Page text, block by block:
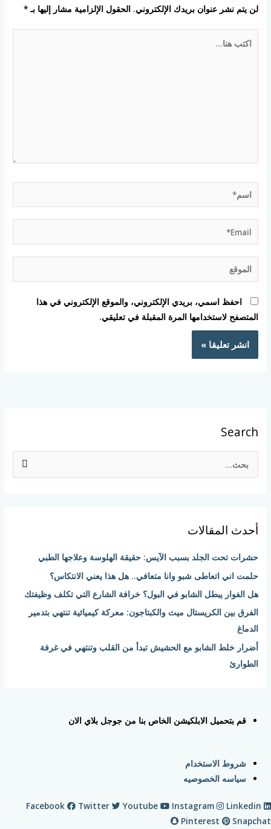
لن يتم نشر عنوان بريدك الإلكتروني. الحقول الإلزامية مشار إليها بـ*
اسم*
Email*
الموقع
احفظ اسمي، بريدي الإلكتروني، والموقع الإلكتروني في هذا
المتصفح لاستخدامها المرة المقبلة في تعليقي.
Search
ث
ن
:
أحدث المقالات
حشرات تحت الجلد بسبب الآيس: حقيقة الهلوسة وعلاجها الطبي
حلمت اني اتعاطى شبو وانا متعافي.. هل هذا يعني الانتكاس؟
هل الفوار يبطل الشابو في البول؟ خرافة الشارع التي تكلف وظيفتك
الفرق بين الكريستال ميث والكبتاجون: معركة كيميائية تنتهي بتدمير
الدماغ
أضرار خلط الشابو مع الحشيش تبدأ من القلب وتنتهي في غرفة
الطوارئ
قم بتحميل الابلكيشن الخاص بنا من جوجل بلاي الان
شروط الاستخدام
سياسه الخصوصيه
Facebook Twitter Youtube Instagram
Linkedin
Pinterest
Snapchat